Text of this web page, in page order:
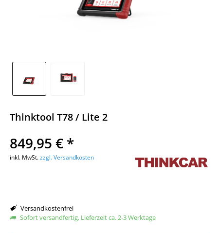
Thinktool T78 / Lite 2
849,95 € *
inkl. MwSt.zzgl. Versandkosten
Versandkostenfrei
Sofort versandfertig, Lieferzeit ca. 2-3 Werktage